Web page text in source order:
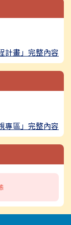
計畫」完整內容
專區」完整內容